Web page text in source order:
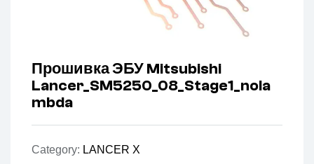
Прошивка ЭБУ Mitsubishi
Lancer_SM5250_08_Stage1_nola
mbda
Category: LANCER X